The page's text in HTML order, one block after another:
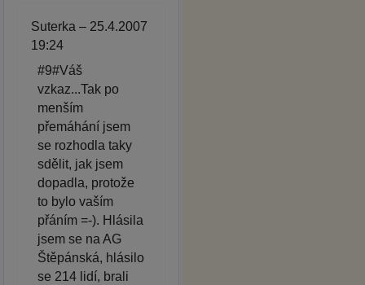
Suterka – 25.4.2007
19:24
#9#Váš
vzkaz...Tak po
menším
přemáhání jsem
se rozhodla taky
sdělit, jak jsem
dopadla, protože
to bylo vaším
přáním =-). Hlásila
jsem se na AG
Štěpánská, hlásilo
se 214 lidí, brali